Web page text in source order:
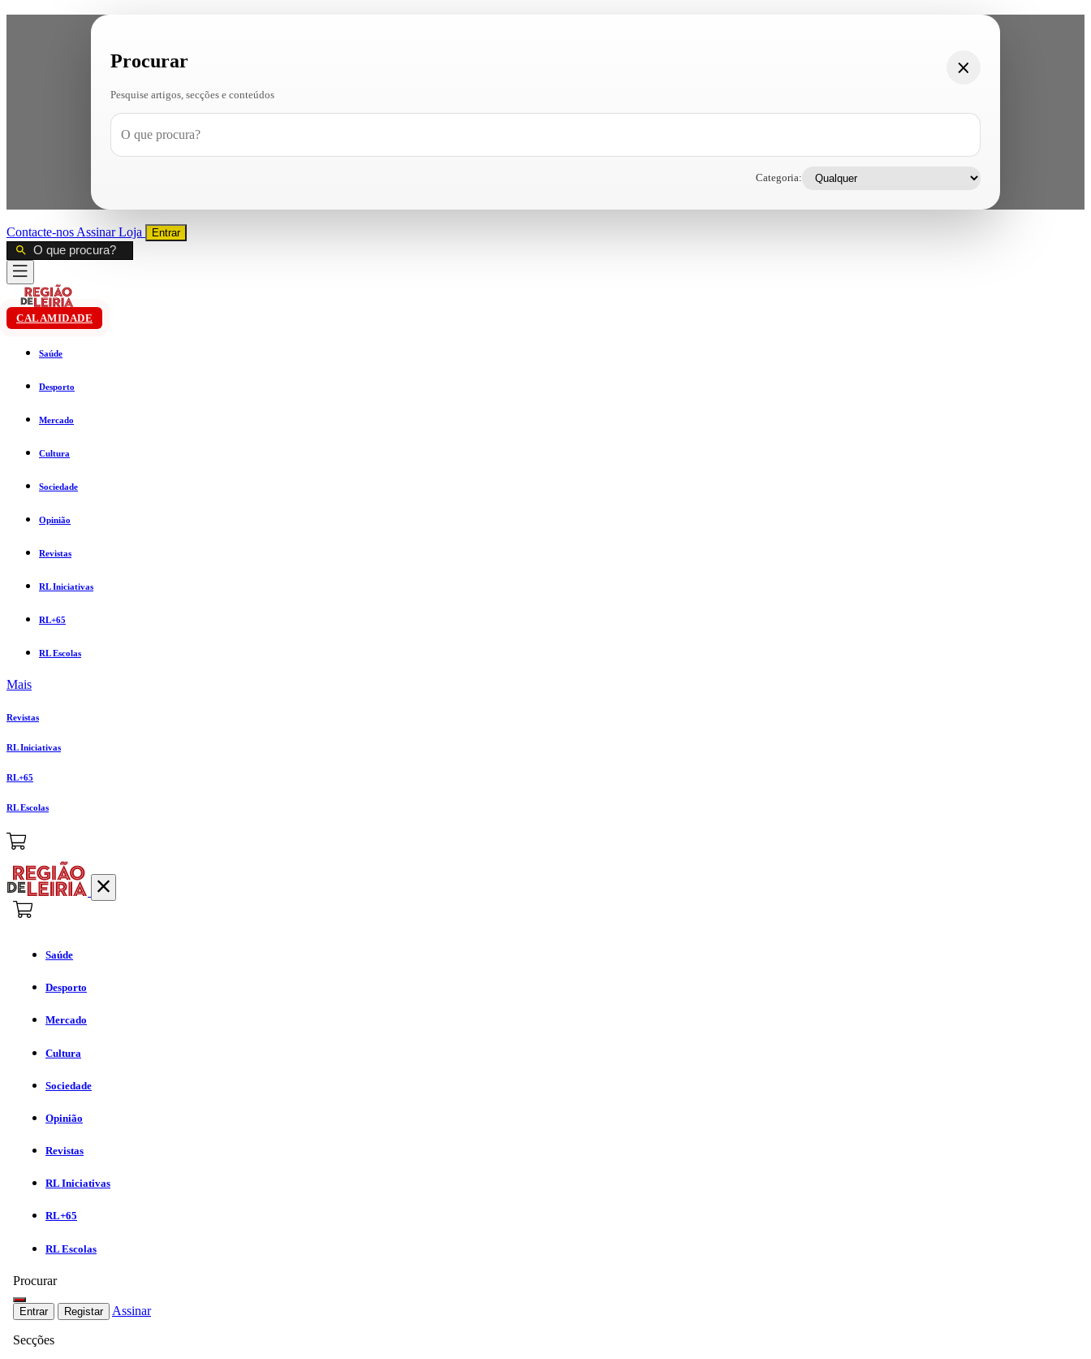
Procurar
Pesquise artigos, secções e conteúdos
Categoria:
Contacte-nos AssinarLoja Entrar
CALAMIDADE
Saúde
Desporto
Mercado
Cultura
Sociedade
Opinião
Revistas
RL Iniciativas
RL+65
RL Escolas
Mais
Revistas
RL Iniciativas
RL+65
RL Escolas
Saúde
Desporto
Mercado
Cultura
Sociedade
Opinião
Revistas
RL Iniciativas
RL+65
RL Escolas
Procurar
Entrar Registar Assinar
Secções